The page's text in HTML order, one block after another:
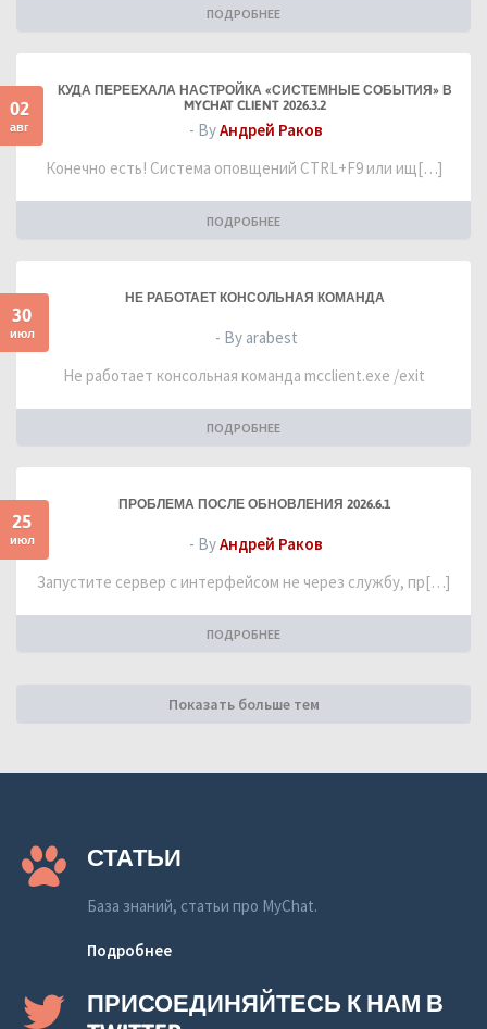
ПОДРОБНЕЕ
02
авг
КУДА ПЕРЕЕХАЛА НАСТРОЙКА «СИСТЕМНЫЕ СОБЫТИЯ» В
MYCHAT CLIENT 2026.3.2
- ByАндрей Раков
Конечно есть! Система оповщений CTRL+F9 или ищ[…]
ПОДРОБНЕЕ
30
июл
НЕ РАБОТАЕТ КОНСОЛЬНАЯ КОМАНДА
- By arabest
Не работает консольная команда mcclient.exe /exit
ПОДРОБНЕЕ
25
июл
ПРОБЛЕМА ПОСЛЕ ОБНОВЛЕНИЯ 2026.6.1
- ByАндрей Раков
Запустите сервер с интерфейсом не через службу, пр[…]
ПОДРОБНЕЕ
Показать больше тем
СТАТЬИ
База знаний, статьи про MyChat.
Подробнее
ПРИСОЕДИНЯЙТЕСЬ К НАМ В